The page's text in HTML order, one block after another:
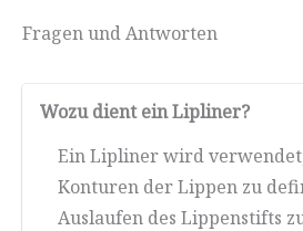
Fragen und Antworten
Wozu dient ein Lipliner?
Ein Lipliner wird
Konturen der Lippen zu
Auslaufen des Lippenstifts